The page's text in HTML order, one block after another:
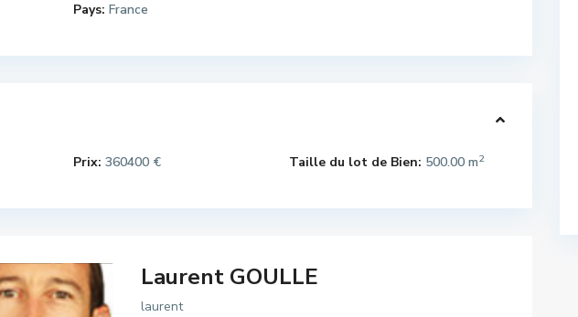
Pays: France
Prix: 360400 € Taille du lot de Bien: 500.00 m2
Laurent GOULLE
laurent